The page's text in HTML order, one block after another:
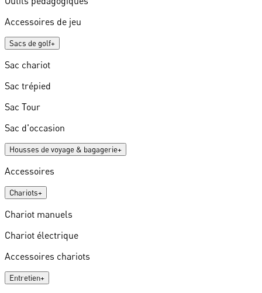
Accessoires de jeu
Sacs de golf+
Sac chariot
Sac trépied
Sac Tour
Sac d'occasion
Housses de voyage & bagagerie+
Accessoires
Chariots+
Chariot manuels
Chariot électrique
Accessoires chariots
Entretien+